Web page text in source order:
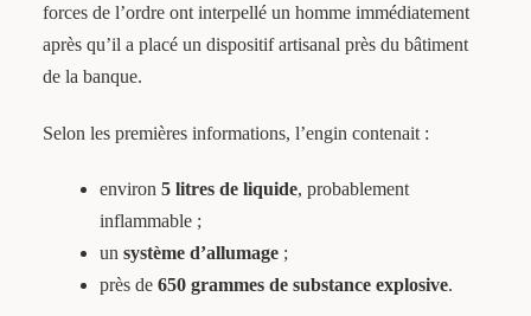
forces de l’ordre ont interpellé un homme immédiatement
après qu’il a placé un dispositif artisanal près du bâtiment
de la banque.
Selon les premières informations, l’engin contenait :
environ 5 litres de liquide, probablement
inflammable ;
un système d’allumage;
près de 650 grammes de substance explosive.